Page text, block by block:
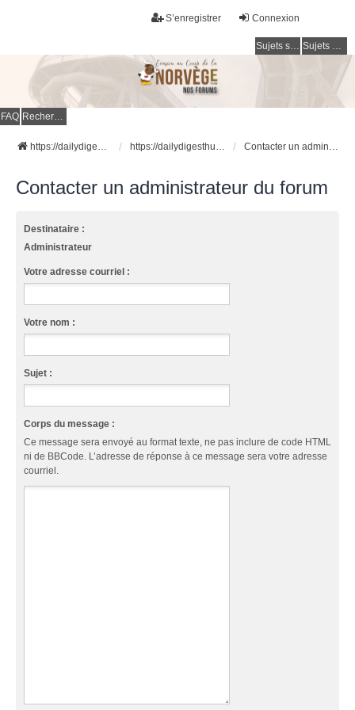
Connexion
S’enregistrer
Sujets sans réponse Sujets actifs
FAQ Rechercher
https://dailydigesthub.com https://dailydigesthub.com Contacter un administrateur du forum
Contacter un administrateur du forum
Destinataire :
Administrateur
Votre adresse courriel :
Votre nom :
Sujet :
Corps du message :
Ce message sera envoyé au format texte, ne pas inclure de code HTML
ni de BBCode. L’adresse de réponse à ce message sera votre adresse
courriel.